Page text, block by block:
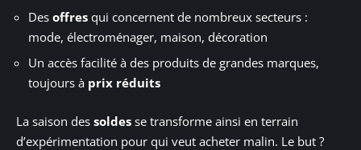
Des offres qui concernent de nombreux secteurs :
mode, électroménager, maison, décoration
Un accès facilité à des produits de grandes marques,
toujours à prix réduits
La saison des soldes se transforme ainsi en terrain
d’expérimentation pour qui veut acheter malin. Le but ?